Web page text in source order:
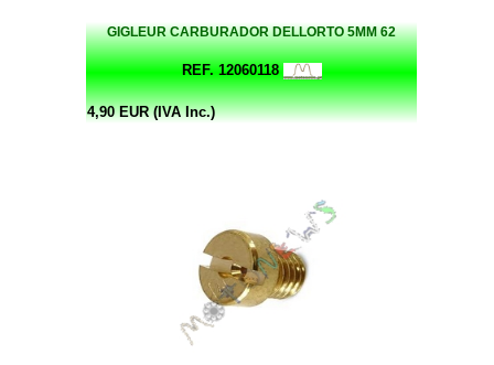
GIGLEUR CARBURADOR DELLORTO 5MM 62
REF. 12060118
4,90 EUR (IVA Inc.)